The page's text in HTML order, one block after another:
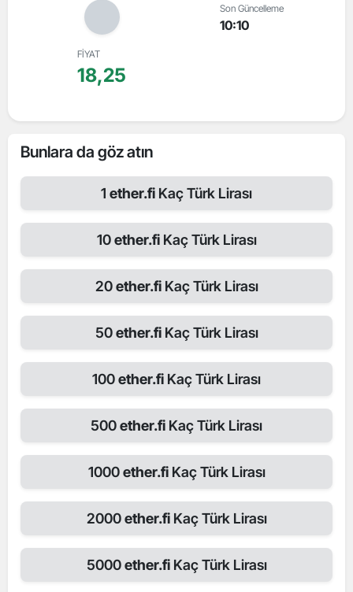
Son Güncelleme
10:10
FİYAT
18,25
Bunlara da göz atın
1 ether.fi Kaç Türk Lirası
10ether.fi Kaç Türk Lirası
20ether.fi Kaç Türk Lirası
50ether.fi Kaç Türk Lirası
100ether.fi Kaç Türk Lirası
500ether.fi Kaç Türk Lirası
1000ether.fi Kaç Türk Lirası
2000ether.fi Kaç Türk Lirası
5000ether.fi Kaç Türk Lirası